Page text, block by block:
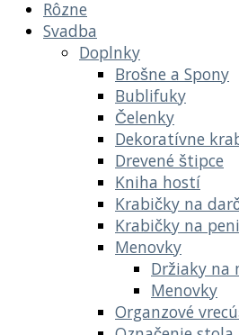
Rôzne
Svadba
Doplnky
Brošne a Spony
Bublifuky
Čelenky
Dekoratívne
Drevené štipce
Kniha hostí
Krabičky na
Krabičky na
Menovky
Držiaky na
Menovky
Organzové